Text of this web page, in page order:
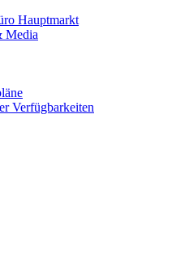
Hauptmarkt
Media
Verfügbarkeiten